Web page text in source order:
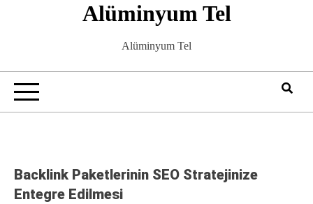
Alüminyum Tel
Alüminyum Tel
Backlink Paketlerinin SEO Stratejinize
Entegre Edilmesi